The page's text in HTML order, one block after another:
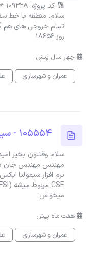
سلام. منطقه با خط
روز 18656
چهار سال پیش
عمران و شهرسازی
105554 - سیمولیا ایکس فلو
سلام وقتتون بخیر
مهندس مهندس جان تا
نرم افزار سیمولیا
میخواس
هفت ماه پیش
عمران و شهرسازی